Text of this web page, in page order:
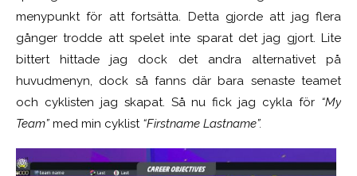
menypunkt för att fortsätta. Detta gjorde att jag flera
gånger trodde att spelet inte sparat det jag gjort. Lite
bittert hittade jag dock det andra alternativet på
huvudmenyn, dock så fanns där bara senaste teamet
och cyklisten jag skapat. Så nu fick jag cykla för “My
Team” med min cyklist “Firstname Lastname”.